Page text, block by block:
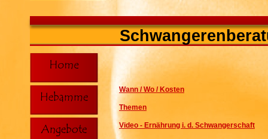
Wann / Wo / Kosten
Themen
Video - Ernährung i. d. Schwangerschaft